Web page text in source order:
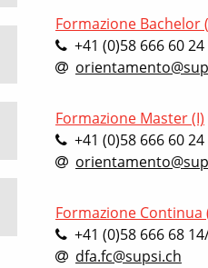
Formazione Bachelor
+41 (0)58 666 60 24
Formazione Master (I)
+41 (0)58 666 60 24
Formazione Continua
+41 (0)58 666 68
dfa.fc@supsi.ch